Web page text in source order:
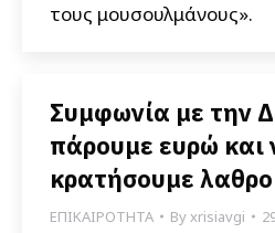
τους μουσουλμάνους».
Συμφωνία με την
πάρουμε ευρώ και
κρατήσουμε
ΕΠΙΚΑΙΡΟΤΗΤΑ Byxrisiavgi